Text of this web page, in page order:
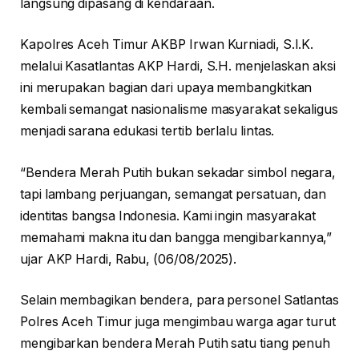
langsung dipasang di kendaraan.
Kapolres Aceh Timur AKBP Irwan Kurniadi, S.I.K.
melalui Kasatlantas AKP Hardi, S.H. menjelaskan aksi
ini merupakan bagian dari upaya membangkitkan
kembali semangat nasionalisme masyarakat sekaligus
menjadi sarana edukasi tertib berlalu lintas.
“Bendera Merah Putih bukan sekadar simbol negara,
tapi lambang perjuangan, semangat persatuan, dan
identitas bangsa Indonesia. Kami ingin masyarakat
memahami makna itu dan bangga mengibarkannya,”
ujar AKP Hardi, Rabu, (06/08/2025).
Selain membagikan bendera, para personel Satlantas
Polres Aceh Timur juga mengimbau warga agar turut
mengibarkan bendera Merah Putih satu tiang penuh